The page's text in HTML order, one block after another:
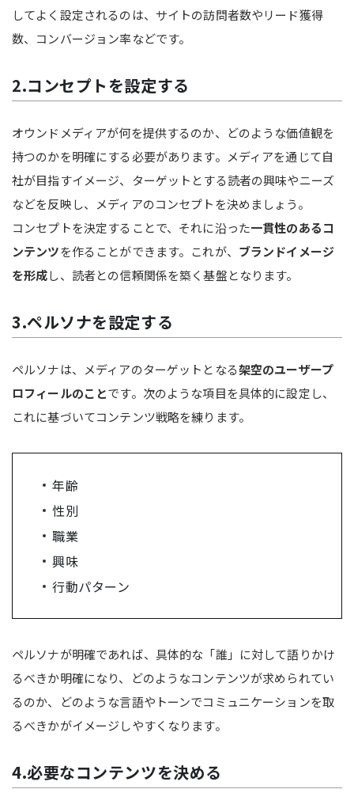
してよく設定されるのは、サイトの訪問者数やリード獲得
数、コンバージョン率などです。
2.コンセプトを設定する
オウンドメディアが何を提供するのか、どのような価値観を
持つのかを明確にする必要があります。メディアを通じて自
社が目指すイメージ、ターゲットとする読者の興味やニーズ
などを反映し、メディアのコンセプトを決めましょう。
コンセプトを決定することで、それに沿った一貫性のあるコ
ンテンツを作ることができます。これが、 ブランドイメージ
を形成し、読者との信頼関係を築く基盤となります。
3.ペルソナを設定する
ペルソナは、メディアのターゲットとなる架空のユーザープ
ロフィールのことです。次のような項目を具体的に設定し、
これに基づいてコンテンツ戦略を練ります。
年齢
性別
職業
興味
行動パターン
ペルソナが明確であれば、具体的な「誰」に対して語りかけ
るべきか明確になり、どのようなコンテンツが求められてい
るのか、どのような言語やトーンでコミュニケーションを取
るべきかがイメージしやすくなります。
4.必要なコンテンツを決める